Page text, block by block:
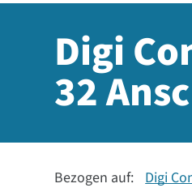
Digi
32
Bezogen auf: Digi